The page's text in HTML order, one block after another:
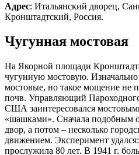
Адрес: Итальянский дворец,
Кронштадтский, Россия.
Чугунная мостовая
На Якорной площади
чугунную мостовую.
мостовые, но такое мощение не
почв. Управляющий
США заинтересовался
«шашками». Сначала подобным
двор, а потом – несколько
движением. Эксперимент
прослужила 80 лет. В 1941 г.